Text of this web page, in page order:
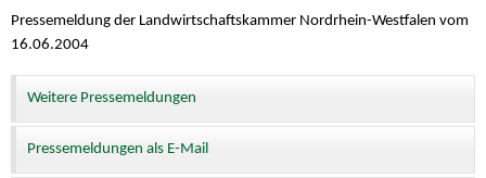
Pressemeldung der Landwirtschaftskammer Nordrhein-Westfalen vom
16.06.2004
Weitere Pressemeldungen
Pressemeldungen als E-Mail